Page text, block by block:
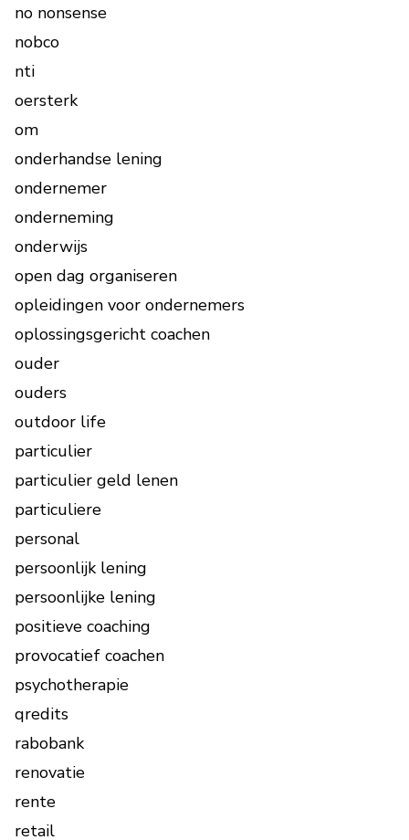
no nonsense
nobco
nti
oersterk
om
onderhandse lening
ondernemer
onderneming
onderwijs
open dag organiseren
opleidingen voor ondernemers
oplossingsgericht coachen
ouder
ouders
outdoor life
particulier
particulier geld lenen
particuliere
personal
persoonlijk lening
persoonlijke lening
positieve coaching
provocatief coachen
psychotherapie
qredits
rabobank
renovatie
rente
retail